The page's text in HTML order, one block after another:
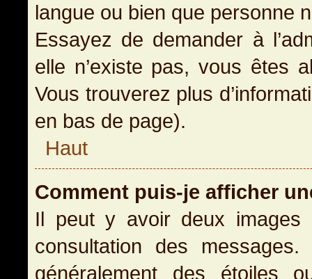
langue ou bien que personne
Essayez de demander à
elle n’existe pas, vous êtes
Vous trouverez plus
en bas de page).
Haut
Comment puis-je afficher
Il peut y avoir deux images
consultation des
généralement des étoiles